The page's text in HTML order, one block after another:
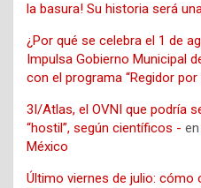
la basura! Su historia será
¿Por qué se celebra el 1 de
Impulsa Gobierno Municipal
con el programa “Regidor por
3I/Atlas, el OVNI que podría
“hostil”, según científicos - en
México
Último viernes de julio: cómo